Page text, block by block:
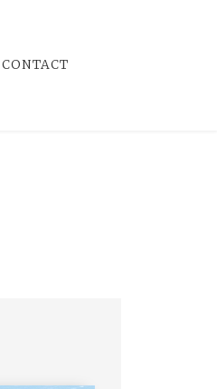
CONTACT